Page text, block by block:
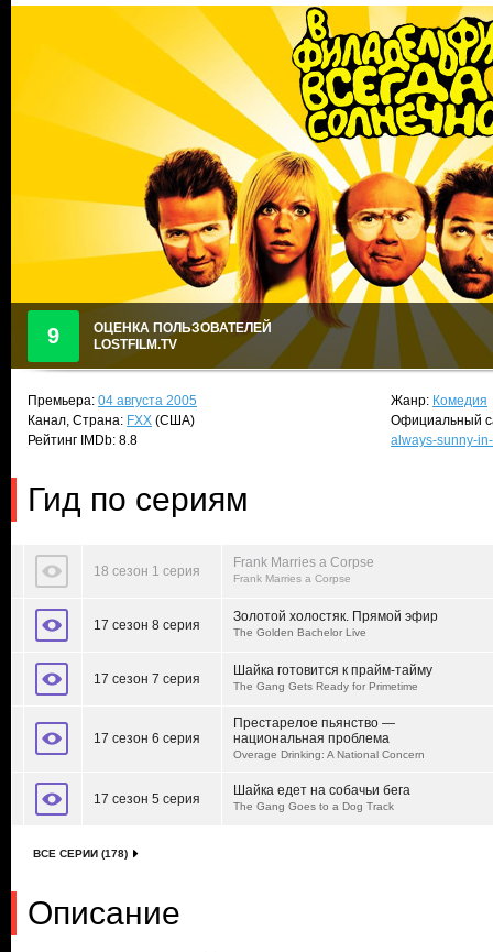
9
ОЦЕНКА ПОЛЬЗОВАТЕЛЕЙ
LOSTFILM.TV
Премьера: 04 августа 2005
Канал, Страна: FXX (США)
Рейтинг IMDb: 8.8
Жанр: Комедия
Официальный
always-sunny-
Гид по сериям
18 сезон 1 серия
Frank Marries a Corpse
Frank Marries a Corpse
17 сезон 8 серия
Золотой холостяк. Прямой эфир
The Golden Bachelor Live
17 сезон 7 серия
Шайка готовится к прайм-тайму
The Gang Gets Ready for Primetime
17 сезон 6 серия
Престарелое пьянство —
национальная проблема
Overage Drinking: A National Concern
17 сезон 5 серия
Шайка едет на собачьи бега
The Gang Goes to a Dog Track
ВСЕ СЕРИИ (178)
Описание